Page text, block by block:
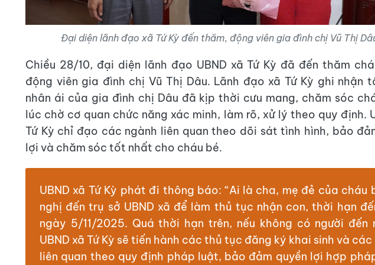
Đại diện lãnh đạo xã Tứ Kỳ đến thăm, động viên gia đình chị Vũ Thị
Chiều 28/10, đại diện lãnh đạo UBND xã Tứ Kỳ đã đến thăm
động viên gia đình chị Vũ Thị Dâu. Lãnh đạo xã Tứ Kỳ ghi nhận
nhân ái của gia đình chị Dâu đã kịp thời cưu mang, chăm sóc
lúc chờ cơ quan chức năng xác minh, làm rõ, xử lý theo quy định.
Tứ Kỳ chỉ đạo các ngành liên quan theo dõi sát tình hình, bảo
lợi và chăm sóc tốt nhất cho cháu bé.
UBND xã Tứ Kỳ phát đi thông báo: “Ai là cha, mẹ đẻ của cháu
nghị đến trụ sở UBND xã để làm thủ tục nhận con, thời hạn
ngày 5/11/2025. Quá thời hạn trên, nếu không có người đến
UBND xã Tứ Kỳ sẽ tiến hành các thủ tục đăng ký khai sinh và
liên quan theo quy định pháp luật, bảo đảm quyền lợi hợp